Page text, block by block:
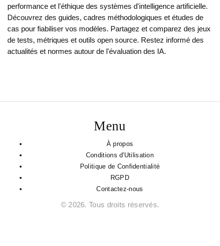
performance et l'éthique des systèmes d'intelligence artificielle.
Découvrez des guides, cadres méthodologiques et études de
cas pour fiabiliser vos modèles. Partagez et comparez des jeux
de tests, métriques et outils open source. Restez informé des
actualités et normes autour de l'évaluation des IA.
Menu
À propos
Conditions d'Utilisation
Politique de Confidentialité
RGPD
Contactez-nous
© 2026. Tous droits réservés.